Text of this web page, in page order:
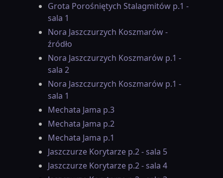
Grota Porośniętych Stalagmitów p.1 -
sala 1
Nora Jaszczurzych Koszmarów -
źródło
Nora Jaszczurzych Koszmarów p.1 -
sala 2
Nora Jaszczurzych Koszmarów p.1 -
sala 1
Mechata Jama p.3
Mechata Jama p.2
Mechata Jama p.1
Jaszczurze Korytarze p.2 - sala 5
Jaszczurze Korytarze p.2 - sala 4